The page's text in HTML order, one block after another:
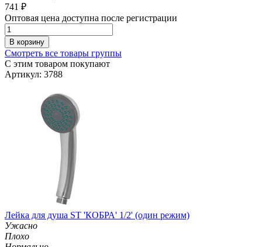
741 ₽
Оптовая цена доступна после регистрации
В корзину
Смотреть все товары группы
С этим товаром покупают
Артикул: 3788
Лейка для душа ST 'КОБРА' 1/2' (один режим)
Ужасно
Плохо